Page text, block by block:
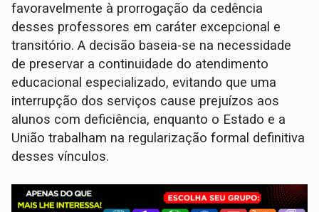
favoravelmente à prorrogação da cedência
desses professores em caráter excepcional e
transitório. A decisão baseia-se na necessidade
de preservar a continuidade do atendimento
educacional especializado, evitando que uma
interrupção dos serviços cause prejuízos aos
alunos com deficiência, enquanto o Estado e a
União trabalham na regularização formal definitiva
desses vínculos.